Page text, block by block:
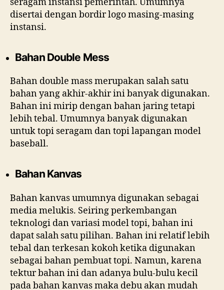
disertai dengan bordir logo masing-masing
instansi.
Bahan Double Mess
Bahan double mass merupakan salah satu
bahan yang akhir-akhir ini banyak digunakan.
Bahan ini mirip dengan bahan jaring tetapi
lebih tebal. Umumnya banyak digunakan
untuk topi seragam dan topi lapangan model
baseball.
Bahan Kanvas
Bahan kanvas umumnya digunakan sebagai
media melukis. Seiring perkembangan
teknologi dan variasi model topi, bahan ini
dapat salah satu pilihan. Bahan ini relatif lebih
tebal dan terkesan kokoh ketika digunakan
sebagai bahan pembuat topi. Namun, karena
tektur bahan ini dan adanya bulu-bulu kecil
pada bahan kanvas maka debu akan mudah